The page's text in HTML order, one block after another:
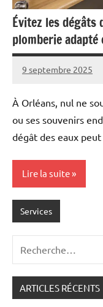
Évitez les dégâts
plomberie
9 septembre 2025
cedric
Aucun
À Orléans, nul ne
ou ses souvenirs
dégât des eaux
Lire la suite
Services
:
ARTICLES RÉCENTS